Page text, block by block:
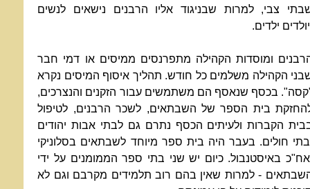
צבי, למרות שבניגוד אליו הרבנים נישאים לנשים
ילדים.
ומוסדות הקהילה מתפרנסים ממיסים או דמי חבר
הקהילה משלמים כל חודש. תהליך איסוף המיסים נקרא
בכסף שנאסף הם משתמשים עבור הזקנים והנצרכים,
בית הספר של השבתאים, לשכר הרבנים, לטיפול
הקברות ולעיתים הכסף נתרם גם לבתי אבות יהודים
חולים. בעבר היה בית ספר מיוחד לשבתאים בסלוניקי
באיסטנבול. כיום יש שני בתי ספר הממומנים על ידי
- למרות שאין בהם רוב תלמידים מקרבם וגם לא